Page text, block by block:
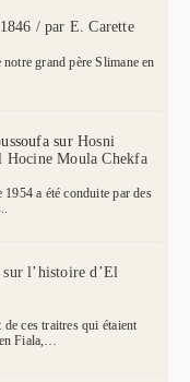
/ par E. Carette
grand père Slimane en
sur Hosni
Hocine Moula Chekfa
a été conduite par des
l’histoire d’El
ces traitres qui étaient
Fiala,…